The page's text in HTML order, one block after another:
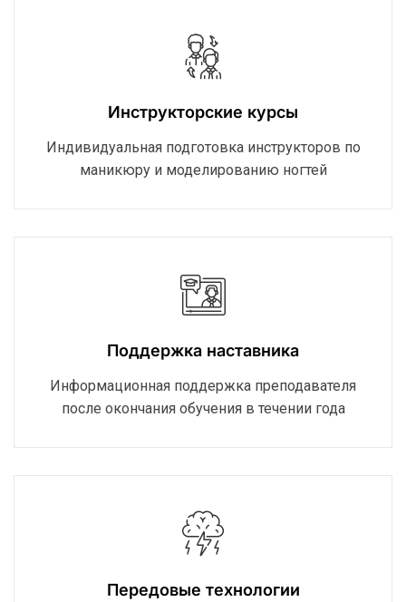
Инструкторские курсы
Индивидуальная подготовка инструкторов по
маникюру и моделированию ногтей
Поддержка наставника
Информационная поддержка преподавателя
после окончания обучения в течении года
Передовые технологии